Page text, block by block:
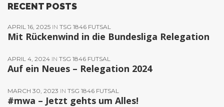
RECENT POSTS
APRIL 16, 2025 IN TSG 1846 FUTSAL
Mit Rückenwind in die Bundesliga Relegation
APRIL 4, 2024 IN TSG 1846 FUTSAL
Auf ein Neues – Relegation 2024
MARCH 30, 2023 IN TSG 1846 FUTSAL
#mwa – Jetzt gehts um Alles!